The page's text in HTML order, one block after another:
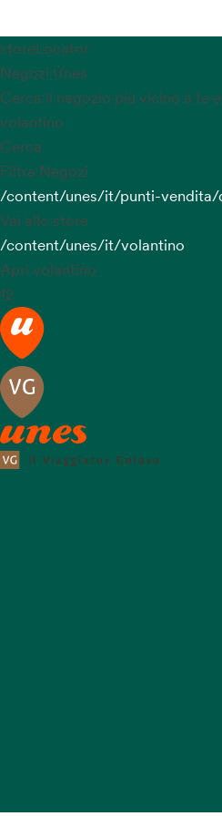
storeLocator
Negozi Unes
Cerca il negozio più vicino a te
volantino
Cerca
Filtra Negozi
/content/unes/it/punti-vendita/
Vai allo store
/content/unes/it/volantino
Apri volantino
12